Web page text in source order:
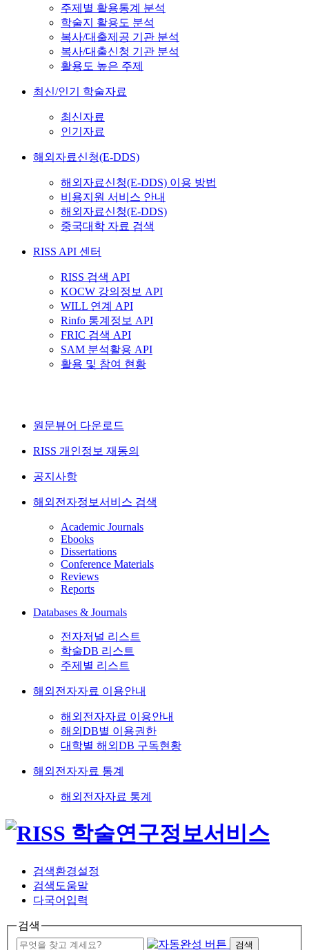
주제별 활용통계 분석
학술지 활용도 분석
복사/대출제공 기관 분석
복사/대출신청 기관 분석
활용도 높은 주제
최신/인기 학술자료
최신자료
인기자료
해외자료신청(E-DDS)
해외자료신청(E-DDS) 이용 방법
비용지원 서비스 안내
해외자료신청(E-DDS)
중국대학 자료 검색
RISS API 센터
RISS 검색 API
KOCW 강의정보 API
WILL 연계 API
Rinfo 통계정보 API
FRIC 검색 API
SAM 분석활용 API
활용 및 참여 현황
원문뷰어 다운로드
RISS 개인정보 재동의
공지사항
해외전자정보서비스 검색
Academic Journals
Ebooks
Dissertations
Conference Materials
Reviews
Reports
Databases & Journals
전자저널 리스트
학술DB 리스트
주제별 리스트
해외전자자료 이용안내
해외전자자료 이용안내
해외DB별 이용권한
대학별 해외DB 구독현황
해외전자자료 통계
해외전자자료 통계
검색환경설정
검색도움말
다국어입력
검색
검색